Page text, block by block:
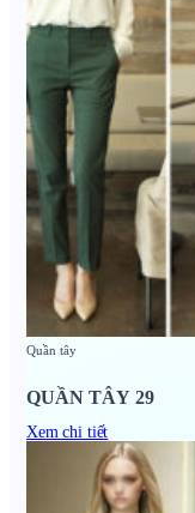
Quần tây
QUẦN TÂY 29
Xem chi tiết